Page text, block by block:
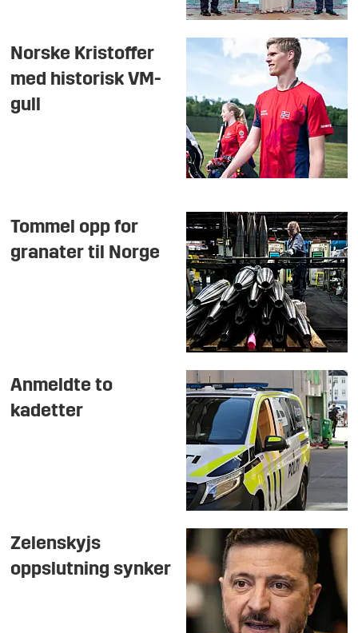
Norske Kristoffer
med historisk VM-
gull
Tommel opp for
granater til Norge
Anmeldte to
kadetter
Zelenskyjs
oppslutning synker